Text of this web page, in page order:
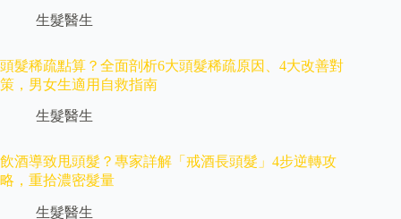
生髮醫生
頭髮稀疏點算？全面剖析6大頭髮稀疏原因、4大改善對
策，男女生適用自救指南
生髮醫生
飲酒導致甩頭髮？專家詳解「戒酒長頭髮」4步逆轉攻
略，重拾濃密髮量
生髮醫生